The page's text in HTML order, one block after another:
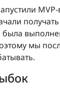
получать
была
мы